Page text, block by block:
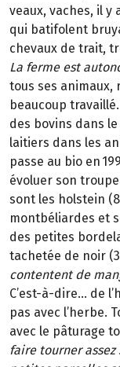
veaux, vaches, il y
qui batifolent
chevaux de trait,
La ferme est
tous ses animaux,
beaucoup
des bovins dans
laitiers dans les
passe au bio en
évoluer son
sont les holstein (8
montbéliardes et
des petites
tachetée de noir (3
contentent de
C’est-à-dire… de
pas avec l’herbe.
avec le pâturage
faire tourner